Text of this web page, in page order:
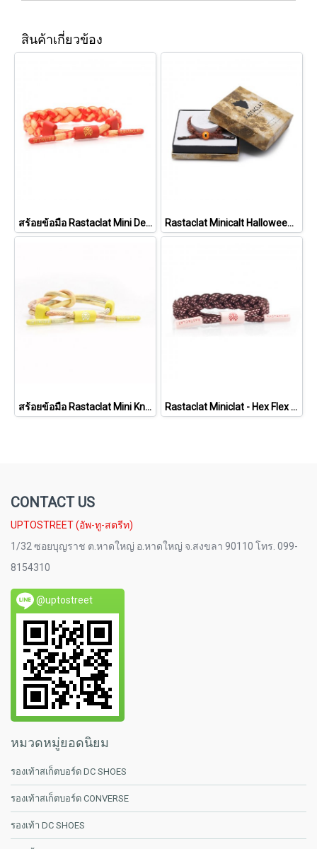
สินค้าเกี่ยวข้อง
สร้อยข้อมือ Rastaclat Mini Desert Haze Collection - Chakra [RCW001CHKA] Rastaclat Minicalt Halloween Monster Pack Wolfie [21400020]
สร้อยข้อมือ Rastaclat Mini Knotaclat - Desert Haze Collection Journey [21200007YWPR] Rastaclat Miniclat - Hex Flex - Velocity [21200053]
CONTACT US
UPTOSTREET (อัพ-ทู-สตรีท)
1/32 ซอยบุญราช ต.หาดใหญ่ อ.หาดใหญ่ จ.สงขลา 90110 โทร. 099-
8154310
@uptostreet
หมวดหมู่ยอดนิยม
รองเท้าสเก็ตบอร์ด DC SHOES
รองเท้าสเก็ตบอร์ด CONVERSE
รองเท้า DC SHOES